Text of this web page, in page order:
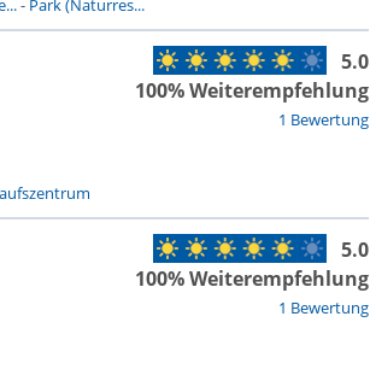
- Park (Naturres...
1 Bewertung
5.0
100% Weiterempfehlung
1 Bewertung
5.0
100% Weiterempfehlung